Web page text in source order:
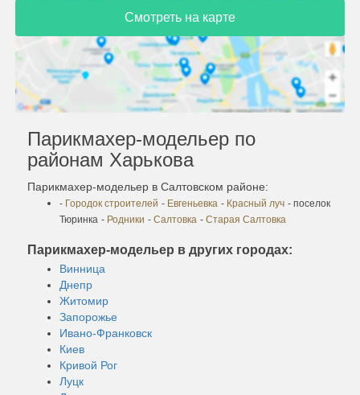
Смотреть на карте
Парикмахер-модельер по
районам Харькова
Парикмахер-модельер в Салтовском районе:
- Городок строителей - Евгеньевка - Красный луч - поселок
Тюринка - Родники - Салтовка - Старая Салтовка
Парикмахер-модельер в других городах:
Винница
Днепр
Житомир
Запорожье
Ивано-Франковск
Киев
Кривой Рог
Луцк